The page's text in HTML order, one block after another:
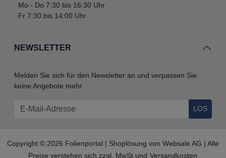
NEWSLETTER
Melden Sie sich für den Newsletter an und verpassen Sie
keine Angebote mehr.
LOS
Mo - Do 7:30 bis 16:30 Uhr
Fr 7:30 bis 14:00 Uhr
Copyright © 2026 Folienportal | Shoplösung von Websale AG | Alle
Preise verstehen sich zzgl. MwSt und Versandkosten